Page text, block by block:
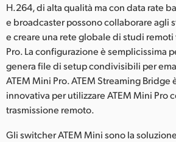
United Kingdom
United States
H.264, di alta qualità ma con data rate
e broadcaster possono collaborare agli
e creare una rete globale di studi remoti
Pro. La configurazione è semplicissima
genera file di setup condivisibili per
ATEM Mini Pro. ATEM Streaming Bridge
innovativa per utilizzare ATEM Mini Pro
trasmissione remoto.
Gli switcher ATEM Mini sono la